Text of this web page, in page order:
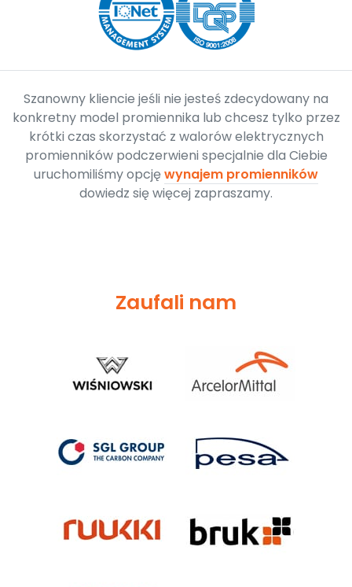
Szanowny kliencie jeśli nie jesteś zdecydowany na
konkretny model promiennika lub chcesz tylko przez
krótki czas skorzystać z walorów elektrycznych
promienników podczerwieni specjalnie dla Ciebie
uruchomiliśmy opcjęwynajem promienników
dowiedz się więcej zapraszamy.
Zaufali nam